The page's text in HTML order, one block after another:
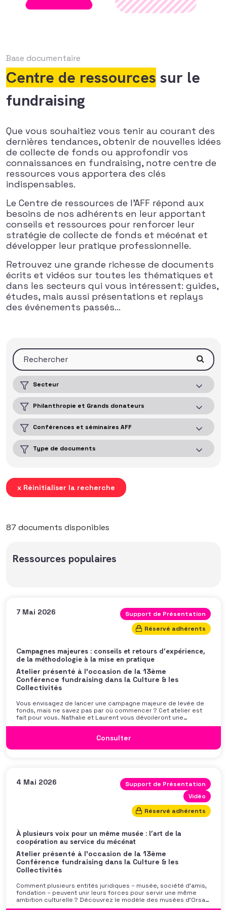
Base documentaire
Centre de ressources sur le
fundraising
Que vous souhaitiez vous tenir au courant des
dernières tendances, obtenir de nouvelles idées
de collecte de fonds ou approfondir vos
connaissances en fundraising, notre centre de
ressources vous apportera des clés
indispensables.
Le Centre de ressources de l’AFF répond aux
besoins de nos adhérents en leur apportant
conseils et ressources pour renforcer leur
stratégie de collecte de fonds et mécénat et
développer leur pratique professionnelle.
Retrouvez une grande richesse de documents
écrits et vidéos sur toutes les thématiques et
dans les secteurs qui vous intéressent: guides,
études, mais aussi présentations et replays
des événements passés…
x Réinitialiser la recherche
87 documents disponibles
Ressources populaires
7 Mai 2026
Support de Présentation
Réservé adhérents
Campagnes majeures : conseils et retours d’expérience,
de la méthodologie à la mise en pratique
Atelier présenté à l'occasion de la 13ème
Conférence fundraising dans la Culture & les
Collectivités
Vous envisagez de lancer une campagne majeure de levée de
fonds, mais ne savez pas par où commencer ? Cet atelier est
fait pour vous. Nathalie et Laurent vous dévoileront une
méthodologie éprouvée et les clés stratégiques pour réussir
concrétisation des dons. Vous apprendrez à structurer une
à […]
Consulter
4 Mai 2026
Support de Présentation
Vidéo
Réservé adhérents
À plusieurs voix pour un même musée : l’art de la
coopération au service du mécénat
Atelier présenté à l'occasion de la 13ème
Conférence fundraising dans la Culture & les
Collectivités
Comment plusieurs entités juridiques – musée, société d’amis,
fondation – peuvent unir leurs forces pour servir une même
ambition culturelle ? Découvrez le modèle des musées d’Orsay
et de l’Orangerie, où la coopération stratégique entre